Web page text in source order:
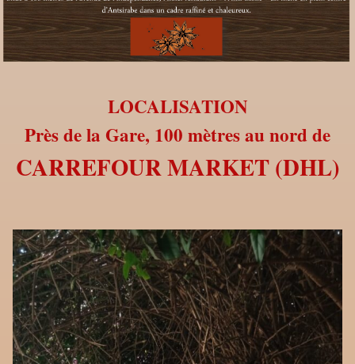
LOCALISATION
Près de la Gare, 100 mètres au nord de
CARREFOUR MARKET(DHL)